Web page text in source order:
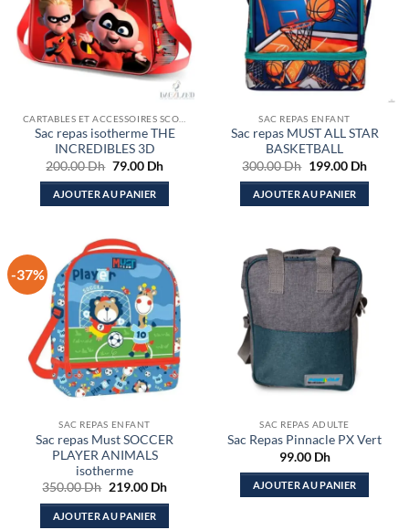
Sac repas isotherme THE
INCREDIBLES 3D
200.00Dh Le
initial
était :
79.00 DhLe
actuel
AJOUTER AU PANIER
SAC REPAS ENFANT
Sac repas MUST ALL STAR
BASKETBALL
300.00Dh Le
initial
était :
199.00 DhLe
actuel
AJOUTER AU PANIER
-37%
SAC REPAS ENFANT
Sac repas Must SOCCER
PLAYER ANIMALS
isotherme
350.00Dh Le
initial
était :
219.00 DhLe
actuel
AJOUTER AU PANIER
SAC REPAS ADULTE
Sac Repas Pinnacle PX Vert
99.00 Dh
AJOUTER AU PANIER